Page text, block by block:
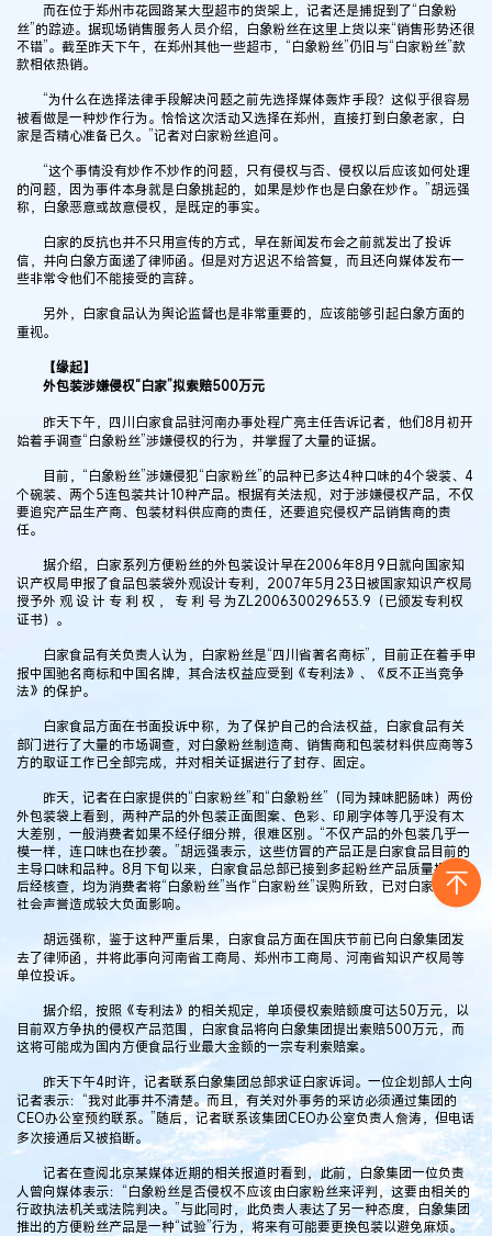
而在位于郑州市花园路某大型超市的货架上，记者还是捕捉到了“白象粉
丝”的踪迹。据现场销售服务人员介绍，白象粉丝在这里上货以来“销售形势还很
不错”。截至昨天下午，在郑州其他一些超市，“白象粉丝”仍旧与“白家粉丝”款
款相依热销。
“为什么在选择法律手段解决问题之前先选择媒体轰炸手段？这似乎很容易
被看做是一种炒作行为。恰恰这次活动又选择在郑州，直接打到白象老家，白
家是否精心准备已久。”记者对白家粉丝追问。
“这个事情没有炒作不炒作的问题，只有侵权与否、侵权以后应该如何处理
的问题，因为事件本身就是白象挑起的，如果是炒作也是白象在炒作。”胡远强
称，白象恶意或故意侵权，是既定的事实。
白家的反抗也并不只用宣传的方式，早在新闻发布会之前就发出了投诉
信，并向白象方面递了律师函。但是对方迟迟不给答复，而且还向媒体发布一
些非常令他们不能接受的言辞。
另外，白家食品认为舆论监督也是非常重要的，应该能够引起白象方面的
重视。
【缘起】
外包装涉嫌侵权“白家”拟索赔500万元
昨天下午，四川白家食品驻河南办事处程广亮主任告诉记者，他们8月初开
始着手调查“白象粉丝”涉嫌侵权的行为，并掌握了大量的证据。
目前，“白象粉丝”涉嫌侵犯“白家粉丝”的品种已多达4种口味的4个袋装、4
个碗装、两个5连包装共计10种产品。根据有关法规，对于涉嫌侵权产品，不仅
要追究产品生产商、包装材料供应商的责任，还要追究侵权产品销售商的责
任。
据介绍，白家系列方便粉丝的外包装设计早在2006年8月9日就向国家知
识产权局申报了食品包装袋外观设计专利，2007年5月23日被国家知识产权局
授予外 观 设 计 专 利 权 ， 专 利 号 为ZL200630029653.9（已颁发专利权
证书）。
白家食品有关负责人认为，白家粉丝是“四川省著名商标”，目前正在着手申
报中国驰名商标和中国名牌，其合法权益应受到《专利法》、《反不正当竞争
法》的保护。
白家食品方面在书面投诉中称，为了保护自己的合法权益，白家食品有关
部门进行了大量的市场调查，对白象粉丝制造商、销售商和包装材料供应商等3
方的取证工作已全部完成，并对相关证据进行了封存、固定。
昨天，记者在白家提供的“白家粉丝”和“白象粉丝”（同为辣味肥肠味）两份
外包装袋上看到，两种产品的外包装正面图案、色彩、印刷字体等几乎没有太
大差别，一般消费者如果不经仔细分辨，很难区别。“不仅产品的外包装几乎一
模一样，连口味也在抄袭。”胡远强表示，这些仿冒的产品正是白家食品目前的
主导口味和品种。8月下旬以来，白家食品总部已接到多起粉丝产品质量投诉，
后经核查，均为消费者将“白象粉丝”当作“白家粉丝”误购所致，已对白家食品的
社会声誉造成较大负面影响。
胡远强称，鉴于这种严重后果，白家食品方面在国庆节前已向白象集团发
去了律师函，并将此事向河南省工商局、郑州市工商局、河南省知识产权局等
单位投诉。
据介绍，按照《专利法》的相关规定，单项侵权索赔额度可达50万元，以
目前双方争执的侵权产品范围，白家食品将向白象集团提出索赔500万元，而
这将可能成为国内方便食品行业最大金额的一宗专利索赔案。
昨天下午4时许，记者联系白象集团总部求证白家诉词。一位企划部人士向
记者表示：“我对此事并不清楚。而且，有关对外事务的采访必须通过集团的
CEO办公室预约联系。”随后，记者联系该集团CEO办公室负责人詹涛，但电话
多次接通后又被掐断。
记者在查阅北京某媒体近期的相关报道时看到，此前，白象集团一位负责
人曾向媒体表示：“白象粉丝是否侵权不应该由白家粉丝来评判，这要由相关的
行政执法机关或法院判决。”与此同时，此负责人表达了另一种态度，白象集团
推出的方便粉丝产品是一种“试验”行为，将来有可能要更换包装以避免麻烦。